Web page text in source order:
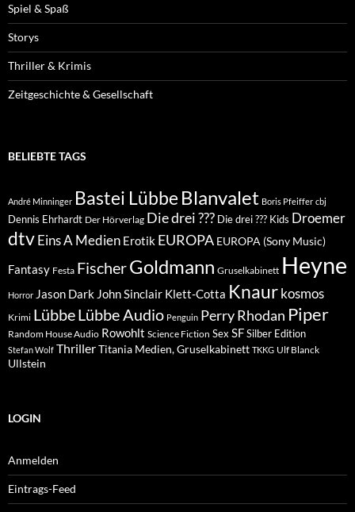
Spiel & Spaß
Storys
Thriller & Krimis
Zeitgeschichte & Gesellschaft
BELIEBTE TAGS
André Minninger Bastei Lübbe Blanvalet Boris Pfeiffer cbj
Dennis Ehrhardt Der Hörverlag Die drei ??? Die drei ??? Kids Droemer
dtvEins A Medien Erotik EUROPA EUROPA (Sony Music)
Fantasy Festa FischerGoldmann Gruselkabinett Heyne
Horror Jason Dark John Sinclair Klett-Cotta Knaur kosmos
Krimi LübbeLübbe Audio Penguin Perry Rhodan Piper
Random House Audio Rowohlt Science Fiction Sex SFSilber Edition
Stefan Wolf ThrillerTitania Medien, Gruselkabinett TKKG Ulf Blanck
Ullstein
LOGIN
Anmelden
Eintrags-Feed